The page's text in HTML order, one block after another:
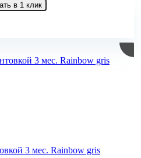
в 1 клик
3 мес. Rainbow gris